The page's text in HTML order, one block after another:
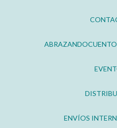
ENVÍOS